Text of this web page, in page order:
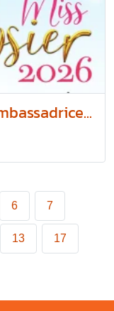
6 7
13 17